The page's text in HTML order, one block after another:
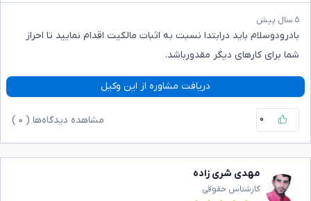
۵ سال پیش
بادرودوسلام باید درابتدا نسبت به اثبات مالکیت اقدام نمایید تا احراز
شما برای کارهای دیگر مقدورباشد.
دریافت مشاوره از این وکیل
۰ مشاهده دیدگاه‌ها ( ۰
مهدی شری زاده
کارشناس حقوقی